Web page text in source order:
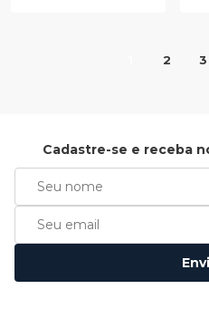
2 3
Cadastre-se e receba